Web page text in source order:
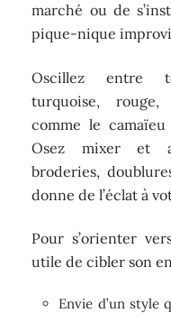
marché ou de
pique-nique
Oscillez entre
turquoise,
comme le
Osez mixer et
broderies,
donne de l’éclat à
Pour s’orienter
utile de cibler son
Envie d’un style